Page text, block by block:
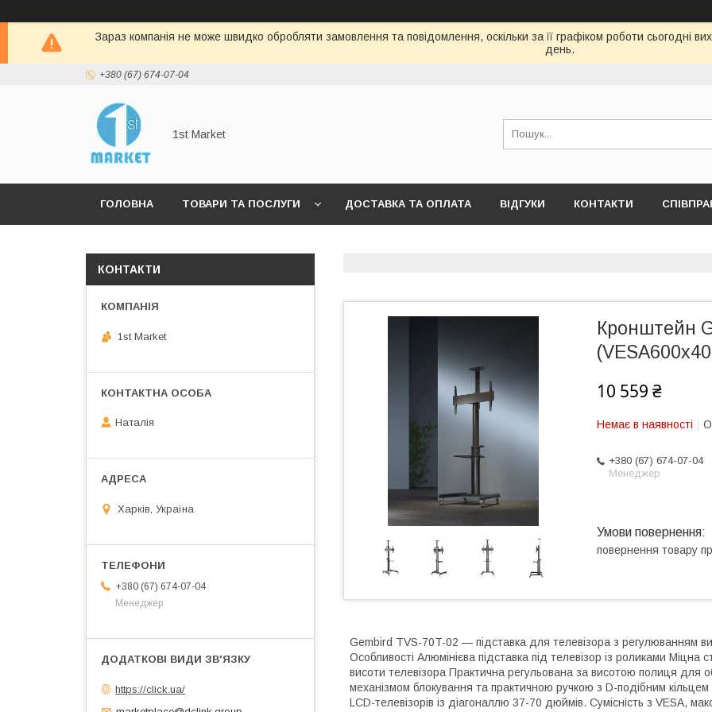
Зараз компанія не може швидко обробляти замовлення та повідомлення, оскільки за її графіком роботи сьогодні
день.
+380 (67) 674-07-04
1st Market
ГОЛОВНА ТОВАРИ ТА ПОСЛУГИ ДОСТАВКА ТА ОПЛАТА ВІДГУКИ КОНТАКТИ
Кронштейн
10 559 ₴
Немає в наявності
+380 (67) 674-07-04
Менеджер
повернення товару
Gembird TVS-70T-02 — підставка для телевізора з регулюванням
Особливості Алюмінієва підставка під телевізор із роликами
висоти телевізора Практична регульована за висотою полиця для
механізмом блокування та практичною ручкою з D-подібним
LCD-телевізорів із діагоналлю 37-70 дюймів. Сумісність з VESA,
КОНТАКТИ
1st Market
Наталія
Харків, Україна
+380 (67) 674-07-04
Менеджер
https://click.ua/